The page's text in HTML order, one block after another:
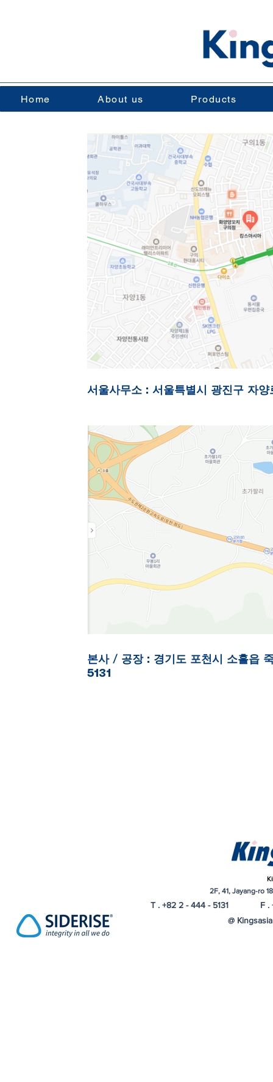
Home About us Products
서울사무소 : 서울특별시 광진구
본사 / 공장 : 경기도 포천시 소흘
5131
2F, 41, Jayang-ro
T . +82 2 - 444 - 5131 F .
@